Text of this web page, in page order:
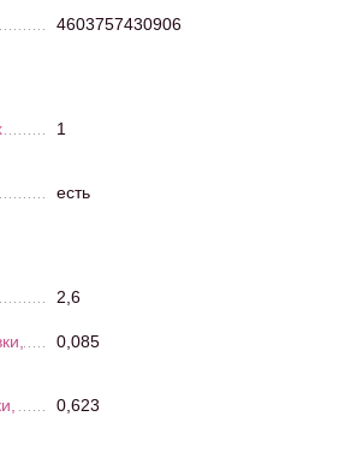
4603757430906
1
есть
2,6
0,085
0,623